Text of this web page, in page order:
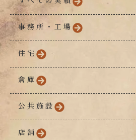
事務所・工場
住宅
倉庫
公共施設
店舗